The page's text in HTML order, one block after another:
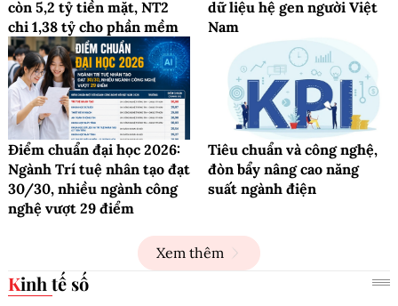
còn 5,2 tỷ tiền mặt, NT2
chi 1,38 tỷ cho phần mềm
dữ liệu hệ gen người Việt
Nam
Điểm chuẩn đại học 2026:
Ngành Trí tuệ nhân tạo đạt
30/30, nhiều ngành công
nghệ vượt 29 điểm
Tiêu chuẩn và công nghệ,
đòn bẩy nâng cao năng
suất ngành điện
Xem thêm
Kinh tế số